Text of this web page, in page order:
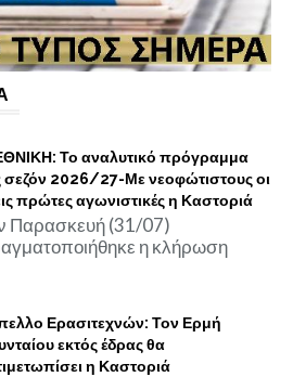
Το αναλυτικό πρόγραμμα
σεζόν 2026/27-Με νεοφώτιστους οι
πρώτες αγωνιστικές η Καστοριά
Παρασκευή (31/07)
η κλήρωση
Ερασιτεχνών: Τον Ερμή
εκτός έδρας θα
η Καστοριά